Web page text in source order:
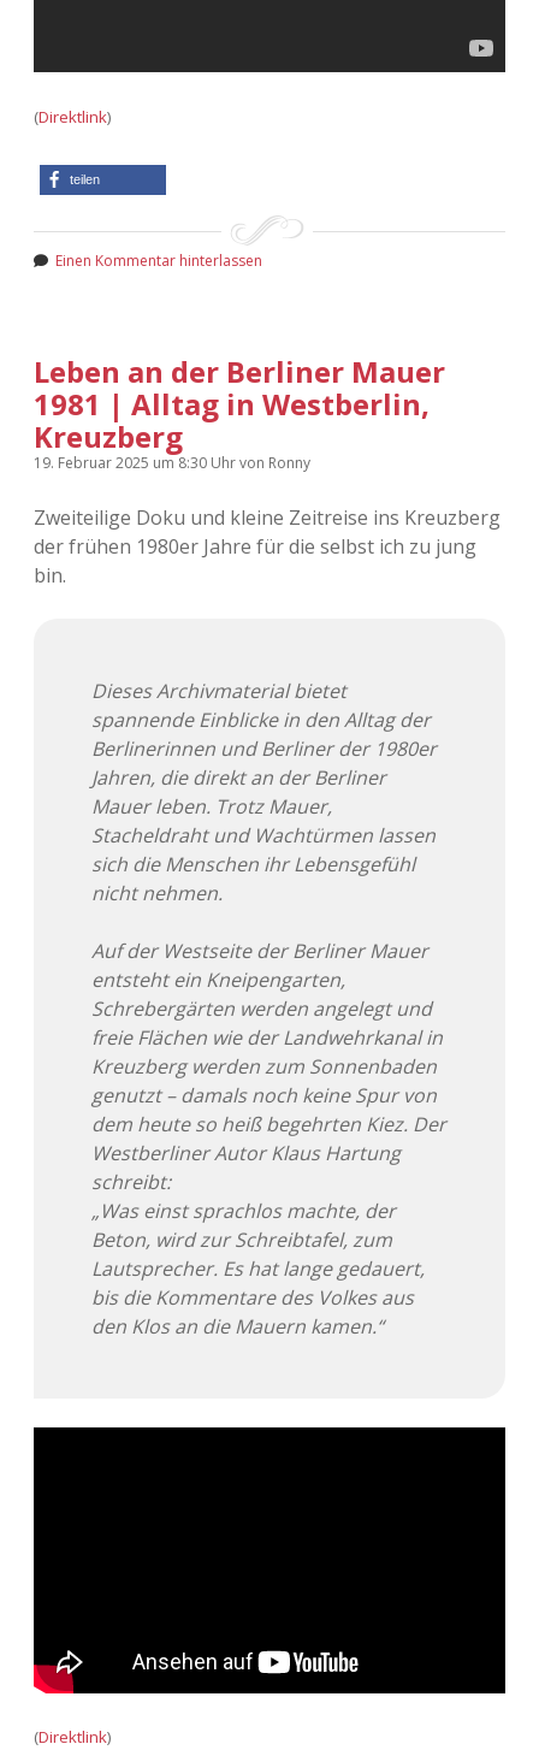
(Direktlink)
teilen
Einen Kommentar hinterlassen
Leben an der Berliner Mauer
1981 | Alltag in Westberlin,
Kreuzberg
19. Februar 2025 um 8:30 Uhrvon Ronny
Zweiteilige Doku und kleine Zeitreise ins Kreuzberg
der frühen 1980er Jahre für die selbst ich zu jung
bin.
Dieses Archivmaterial bietet
spannende Einblicke in den Alltag der
Berlinerinnen und Berliner der 1980er
Jahren, die direkt an der Berliner
Mauer leben. Trotz Mauer,
Stacheldraht und Wachtürmen lassen
sich die Menschen ihr Lebensgefühl
nicht nehmen.
Auf der Westseite der Berliner Mauer
entsteht ein Kneipengarten,
Schrebergärten werden angelegt und
freie Flächen wie der Landwehrkanal in
Kreuzberg werden zum Sonnenbaden
genutzt – damals noch keine Spur von
dem heute so heiß begehrten Kiez. Der
Westberliner Autor Klaus Hartung
schreibt:
„Was einst sprachlos machte, der
Beton, wird zur Schreibtafel, zum
Lautsprecher. Es hat lange gedauert,
bis die Kommentare des Volkes aus
den Klos an die Mauern kamen.“
(Direktlink)